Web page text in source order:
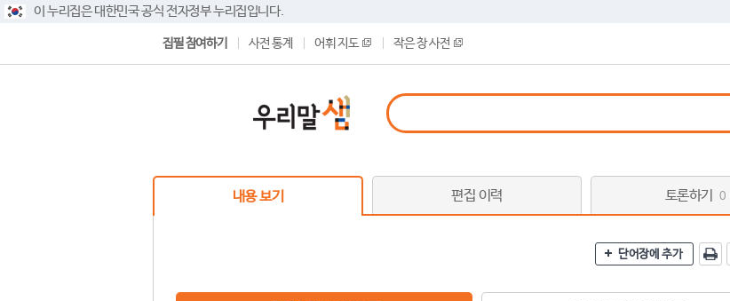
이 누리집은 대한민국 공식 전자정부 누리집입니다.
집필 참여하기 사전 통계 어휘 지도 작은 창 사전
내용 보기 편집 이력 토론하기 0
단어장에 추가